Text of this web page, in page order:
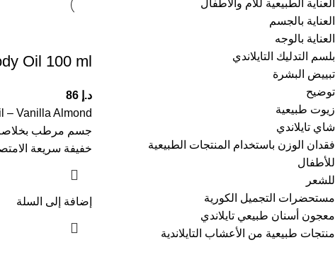
العناية الطبيعية للأم والأطفال
العناية بالجسم
العناية بالوجه
بلسم التدليك التايلاندي
تبييض البشرة
توضيح
زيوت طبيعية
شاي تايلاندي
فقدان الوزن باستخدام المنتجات الطبيعية
للأطفال
للشعر
مستحضرات التجميل الكورية
معجون أسنان طبيعي تايلاندي
منتجات طبيعية من الأعشاب التايلاندية
Oil 100 ml
د.إ 86
جسم مرطب بخلاصة
خفيفة سريعة
إضافة إلى السلة